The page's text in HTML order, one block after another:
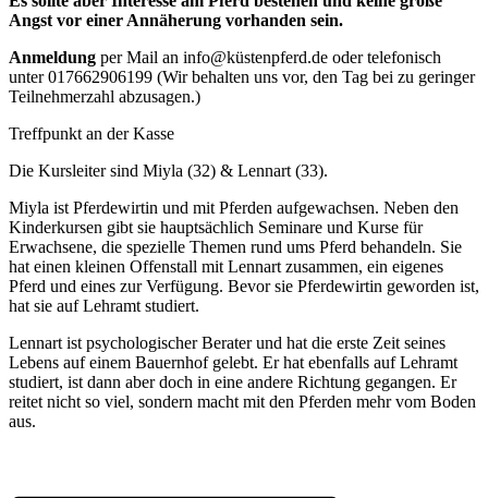
Angst vor einer Annäherung vorhanden sein.
Anmeldung per Mail an info@küstenpferd.de oder telefonisch
unter 017662906199 (Wir behalten uns vor, den Tag bei zu geringer
Teilnehmerzahl abzusagen.)
Treffpunkt an der Kasse
Die Kursleiter sind Miyla (32) & Lennart (33).
Miyla ist Pferdewirtin und mit Pferden aufgewachsen. Neben den
Kinderkursen gibt sie hauptsächlich Seminare und Kurse für
Erwachsene, die spezielle Themen rund ums Pferd behandeln. Sie
hat einen kleinen Offenstall mit Lennart zusammen, ein eigenes
Pferd und eines zur Verfügung. Bevor sie Pferdewirtin geworden ist,
hat sie auf Lehramt studiert.
Lennart ist psychologischer Berater und hat die erste Zeit seines
Lebens auf einem Bauernhof gelebt. Er hat ebenfalls auf Lehramt
studiert, ist dann aber doch in eine andere Richtung gegangen. Er
reitet nicht so viel, sondern macht mit den Pferden mehr vom Boden
aus.